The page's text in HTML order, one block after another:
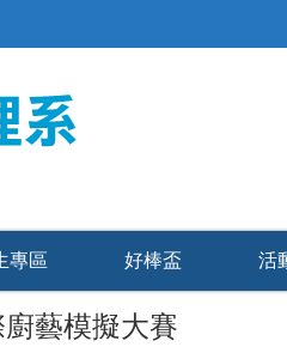
專區 好棒盃 活
藝模擬大賽